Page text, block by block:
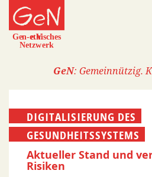
Direkt
zum
Inhalt
GeN: Gemeinnützig.
DIGITALISIERUNG DES
GESUNDHEITSSYSTEMS
Aktueller Stand und
Risiken